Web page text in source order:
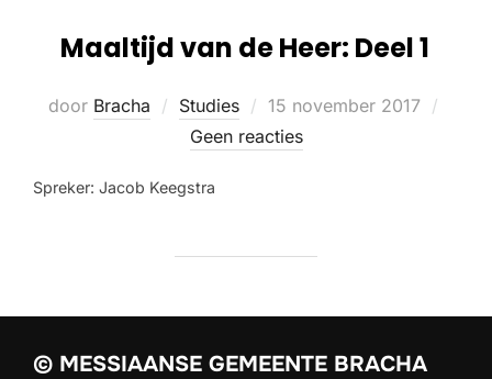
Maaltijd van de Heer: Deel 1
door Bracha Studies
15 november 2017
Geen reacties
Spreker: Jacob Keegstra
© MESSIAANSE GEMEENTE BRACHA